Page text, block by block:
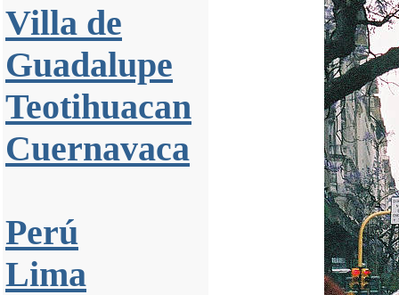
Villa de
Guadalupe
Teotihuacan
Cuernavaca
Perú
Lima